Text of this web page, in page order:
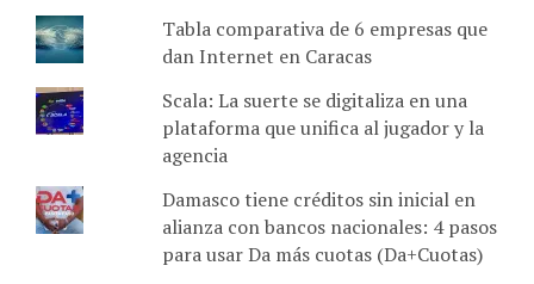
Tabla comparativa de 6 empresas que
dan Internet en Caracas
Scala: La suerte se digitaliza en una
plataforma que unifica al jugador y la
agencia
Damasco tiene créditos sin inicial en
alianza con bancos nacionales: 4 pasos
para usar Da más cuotas (Da+Cuotas)